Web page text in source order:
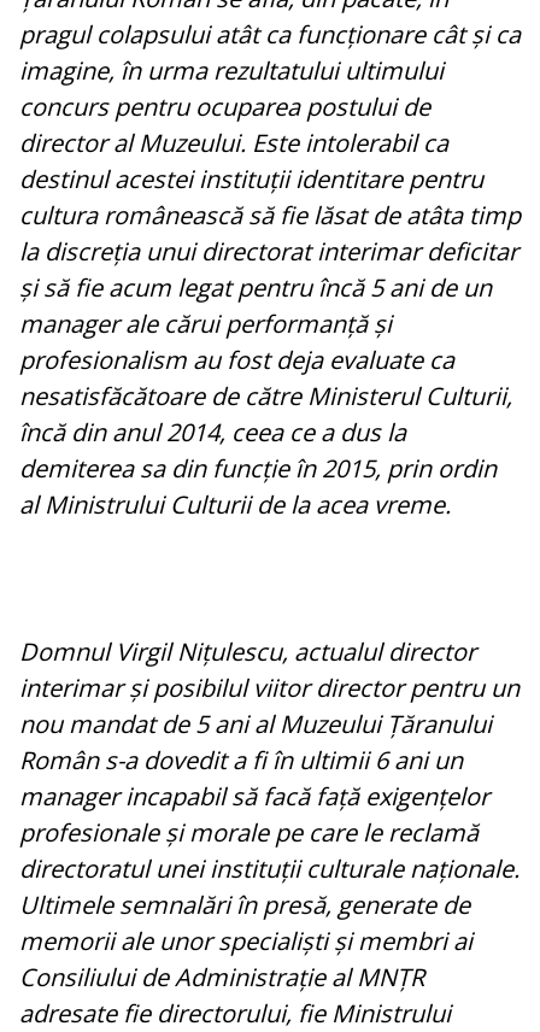
pragul colapsului atât ca funcționare cât și ca
imagine, în urma rezultatului ultimului
concurs pentru ocuparea postului de
director al Muzeului. Este intolerabil ca
destinul acestei instituții identitare pentru
cultura românească să fie lăsat de atâta timp
la discreția unui directorat interimar deficitar
și să fie acum legat pentru încă 5 ani de un
manager ale cărui performanță și
profesionalism au fost deja evaluate ca
nesatisfăcătoare de către Ministerul Culturii,
încă din anul 2014, ceea ce a dus la
demiterea sa din funcție în 2015, prin ordin
al Ministrului Culturii de la acea vreme.
Domnul Virgil Nițulescu, actualul director
interimar și posibilul viitor director pentru un
nou mandat de 5 ani al Muzeului Țăranului
Român s-a dovedit a fi în ultimii 6 ani un
manager incapabil să facă față exigențelor
profesionale și morale pe care le reclamă
directoratul unei instituții culturale naționale.
Ultimele semnalări în presă, generate de
memorii ale unor specialiști și membri ai
Consiliului de Administrație al MNȚR
adresate fie directorului, fie Ministrului